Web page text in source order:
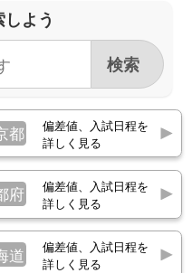
スチール、トヨタ自
、三井住友銀行、み
ュア、PwCコンサル
務省 他
ェント、日本アイ・
、東京海上日動火災
損害保険、パーソル
ドバイザリー、農
よう
都
偏差値、入試日程を
詳しく見る
府
偏差値、入試日程を
詳しく見る
道
偏差値、入試日程を
詳しく見る